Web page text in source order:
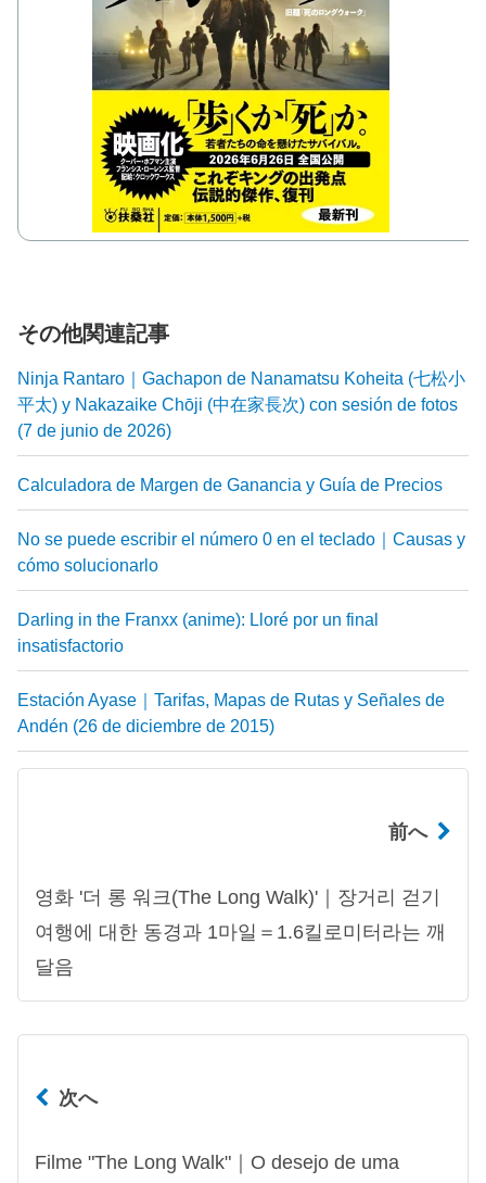
その他関連記事
Ninja Rantaro｜Gachapon de Nanamatsu Koheita (七松小
平太) y Nakazaike Chōji (中在家長次) con sesión de fotos
(7 de junio de 2026)
Calculadora de Margen de Ganancia y Guía de Precios
No se puede escribir el número 0 en el teclado｜Causas y
cómo solucionarlo
Darling in the Franxx (anime): Lloré por un final
insatisfactorio
Estación Ayase｜Tarifas, Mapas de Rutas y Señales de
Andén (26 de diciembre de 2015)
前へ
영화 '더 롱 워크(The Long Walk)'｜장거리 걷기
여행에 대한 동경과 1마일＝1.6킬로미터라는 깨
달음
次へ
Filme "The Long Walk"｜O desejo de uma